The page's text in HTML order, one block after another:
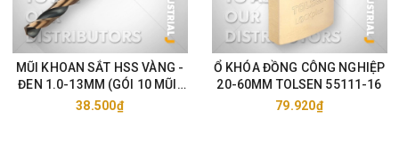
MŨI KHOAN SẮT HSS VÀNG -
ĐEN 1.0-13MM (GÓI 10 MŨI)
TOLSEN 75105-33
38.500₫
Ổ KHÓA ĐỒNG CÔNG NGHIỆP
20-60MM TOLSEN 55111-16
79.920₫